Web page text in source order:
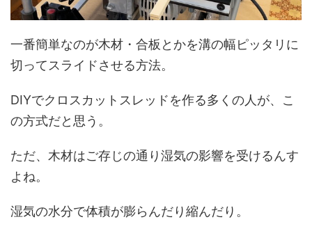
一番簡単なのが木材・合板とかを溝の幅ピッタリに
切ってスライドさせる方法。
DIYでクロスカットスレッドを作る多くの人が、こ
の方式だと思う。
ただ、木材はご存じの通り湿気の影響を受けるんす
よね。
湿気の水分で体積が膨らんだり縮んだり。